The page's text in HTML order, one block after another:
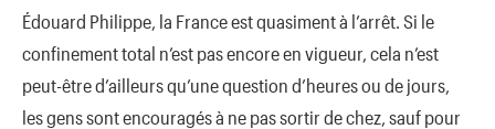
Édouard Philippe, la France est quasiment à l’arrêt. Si le
confinement total n’est pas encore en vigueur, cela n’est
peut-être d’ailleurs qu’une question d’heures ou de jours,
les gens sont encouragés à ne pas sortir de chez, sauf pour